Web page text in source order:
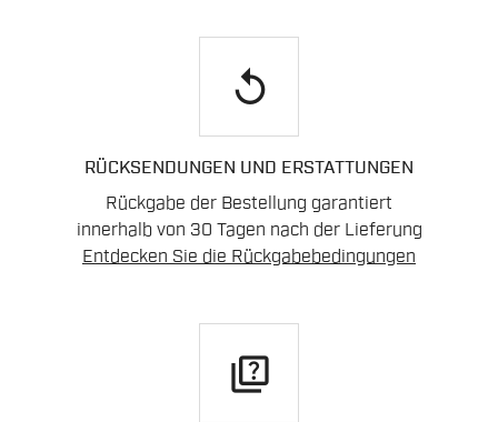
replay
RÜCKSENDUNGEN UND ERSTATTUNGEN
Rückgabe der Bestellung garantiert
innerhalb von 30 Tagen nach der Lieferung
Entdecken Sie die Rückgabebedingungen
quiz